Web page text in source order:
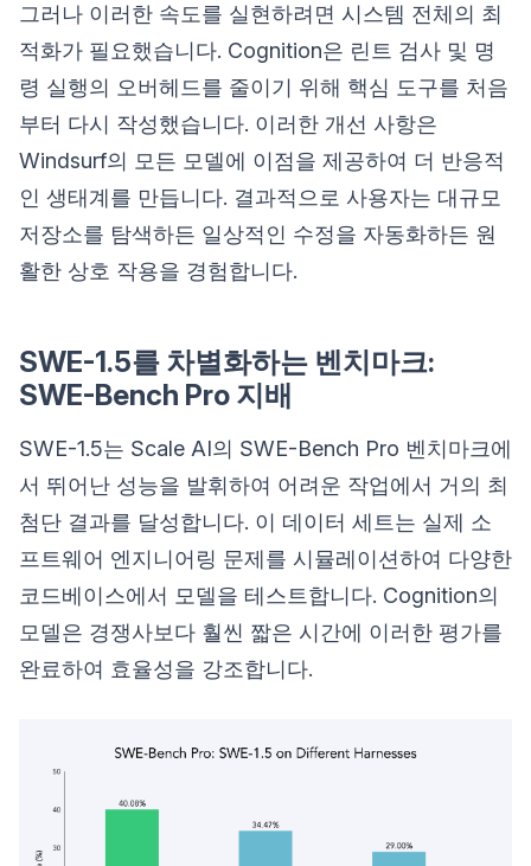
그러나 이러한 속도를 실현하려면 시스템 전체의 최
적화가 필요했습니다. Cognition은 린트 검사 및 명
령 실행의 오버헤드를 줄이기 위해 핵심 도구를 처음
부터 다시 작성했습니다. 이러한 개선 사항은
Windsurf의 모든 모델에 이점을 제공하여 더 반응적
인 생태계를 만듭니다. 결과적으로 사용자는 대규모
저장소를 탐색하든 일상적인 수정을 자동화하든 원
활한 상호 작용을 경험합니다.
SWE-1.5를 차별화하는 벤치마크:
SWE-Bench Pro 지배
SWE-1.5는 Scale AI의 SWE-Bench Pro 벤치마크에
서 뛰어난 성능을 발휘하여 어려운 작업에서 거의 최
첨단 결과를 달성합니다. 이 데이터 세트는 실제 소
프트웨어 엔지니어링 문제를 시뮬레이션하여 다양한
코드베이스에서 모델을 테스트합니다. Cognition의
모델은 경쟁사보다 훨씬 짧은 시간에 이러한 평가를
완료하여 효율성을 강조합니다.